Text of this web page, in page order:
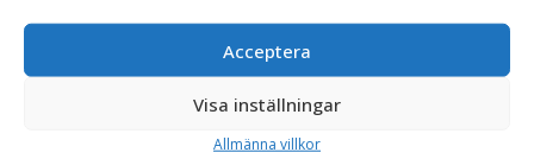
Acceptera
Visa inställningar
Allmänna villkor
Vedsäckar är ett ypperligt sätt att förvara och transportera
ved i. Säckarna är väldigt bra ventilerade så att den färska
veden torkar snabbt under förvaringen.